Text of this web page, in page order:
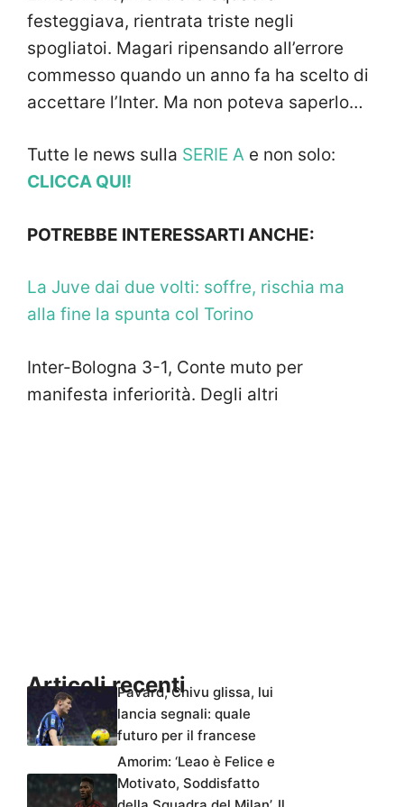
festeggiava, rientrata triste negli
spogliatoi. Magari ripensando all’errore
commesso quando un anno fa ha scelto di
accettare l’Inter. Ma non poteva saperlo…
Tutte le news sulla SERIE A e non solo:
CLICCA QUI!
POTREBBE INTERESSARTI ANCHE:
La Juve dai due volti: soffre, rischia ma
alla fine la spunta col Torino
Inter-Bologna 3-1, Conte muto per
manifesta inferiorità. Degli altri
Articoli recentiPavard, Chivu glissa, lui
lancia segnali: quale
futuro per il francese
Amorim: ‘Leao è Felice e
Motivato, Soddisfatto
della Squadra del Milan’. Il